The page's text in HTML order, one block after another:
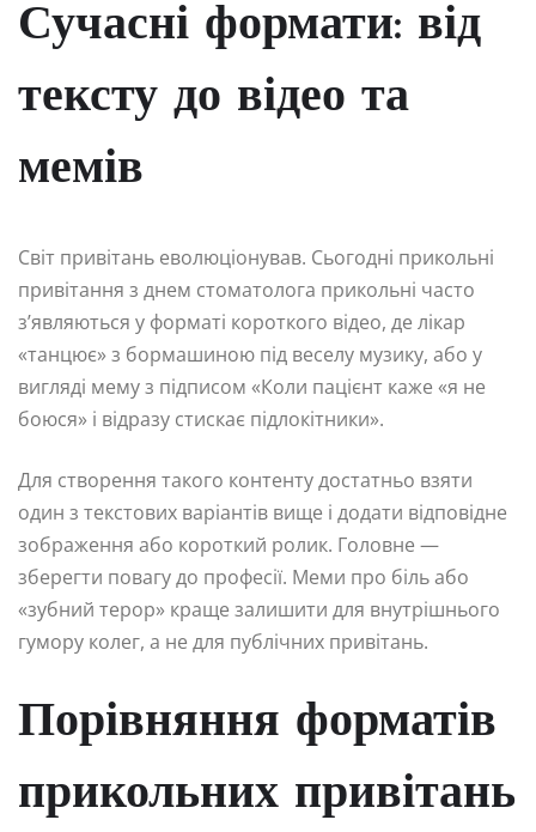
Сучасні формати: від
тексту до відео та
мемів
Світ привітань еволюціонував. Сьогодні прикольні
привітання з днем стоматолога прикольні часто
з’являються у форматі короткого відео, де лікар
«танцює» з бормашиною під веселу музику, або у
вигляді мему з підписом «Коли пацієнт каже «я не
боюся» і відразу стискає підлокітники».
Для створення такого контенту достатньо взяти
один з текстових варіантів вище і додати відповідне
зображення або короткий ролик. Головне —
зберегти повагу до професії. Меми про біль або
«зубний терор» краще залишити для внутрішнього
гумору колег, а не для публічних привітань.
Порівняння форматів
прикольних привітань